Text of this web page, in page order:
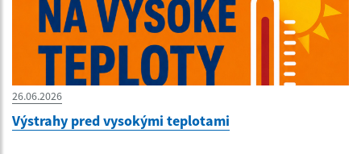
26.06.2026
Výstrahy pred vysokými teplotami